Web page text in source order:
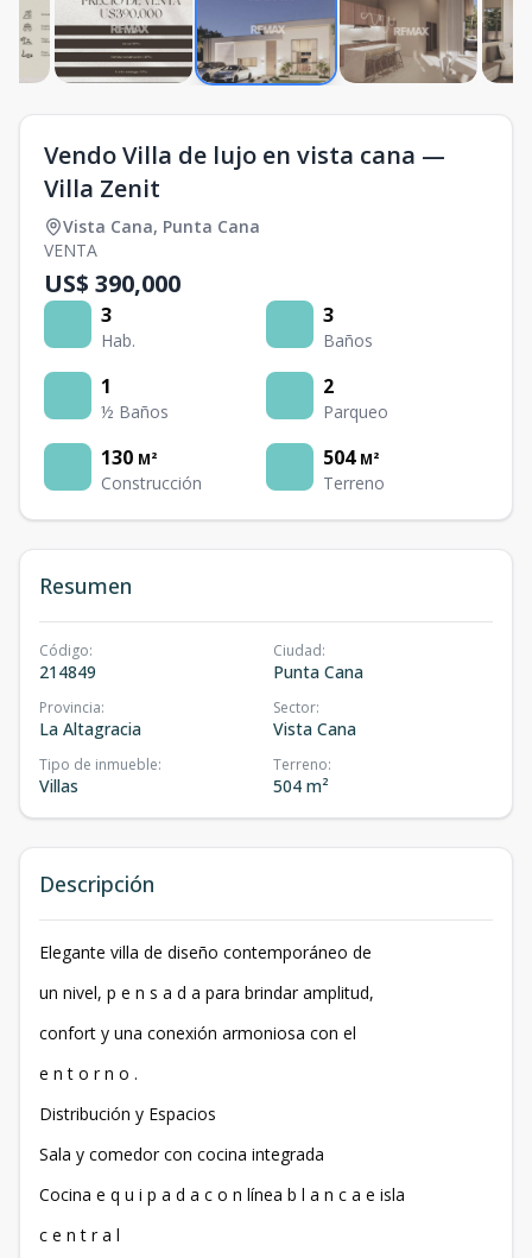
Vendo Villa de lujo en vista cana —
Villa Zenit
Vista Cana, Punta Cana
VENTA
US$ 390,000
3
Hab.
3
Baños
1
½ Baños
2
Parqueo
130 M²
Construcción
504 M²
Terreno
Resumen
Código:
214849
Ciudad:
Punta Cana
Provincia:
La Altagracia
Sector:
Vista Cana
Tipo de inmueble:
Villas
Terreno:
504 m²
Descripción
Elegante villa de diseño contemporáneo de
un nivel, p e n s a d a para brindar amplitud,
confort y una conexión armoniosa con el
e n t o r n o .
Distribución y Espacios
Sala y comedor con cocina integrada
Cocina e q u i p a d a c o n línea b l a n c a e isla
c e n t r a l